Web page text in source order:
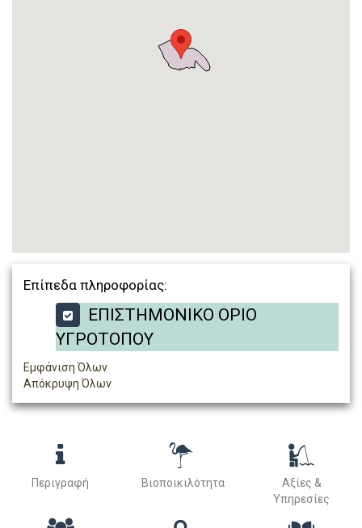
Επίπεδα πληροφορίας:
ΕΠΙΣΤΗΜΟΝΙΚΟ ΟΡΙΟ
ΥΓΡΟΤΟΠΟΥ
Εμφάνιση Όλων
Απόκρυψη Όλων
Περιγραφή Βιοποικιλότητα
Αξίες &
Υπηρεσίες